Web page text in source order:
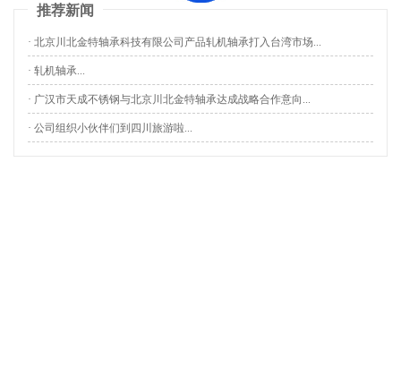
推荐新闻
· 北京川北金特轴承科技有限公司产品轧机轴承打入台湾市场...
· 轧机轴承...
· 广汉市天成不锈钢与北京川北金特轴承达成战略合作意向...
· 公司组织小伙伴们到四川旅游啦...